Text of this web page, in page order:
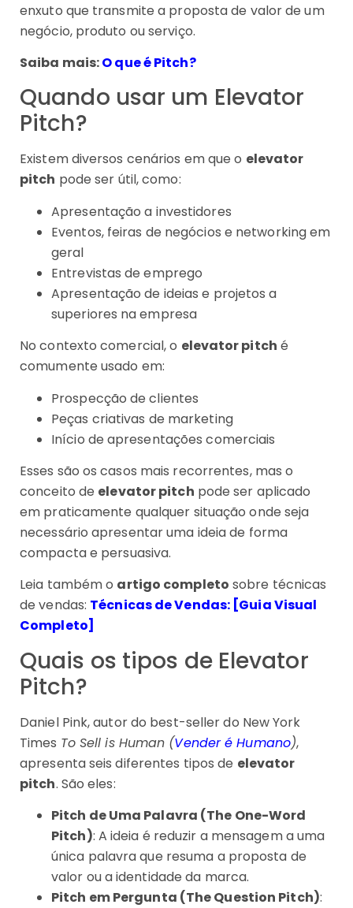
enxuto que transmite a proposta de valor de um
negócio, produto ou serviço.
Saiba mais:O que é Pitch?
Quando usar um Elevator
Pitch?
Existem diversos cenários em que o elevator
pitch pode ser útil, como:
Apresentação a investidores
Eventos, feiras de negócios e networking em
geral
Entrevistas de emprego
Apresentação de ideias e projetos a
superiores na empresa
No contexto comercial, o elevator pitch é
comumente usado em:
Prospecção de clientes
Peças criativas de marketing
Início de apresentações comerciais
Esses são os casos mais recorrentes, mas o
conceito de elevator pitch pode ser aplicado
em praticamente qualquer situação onde seja
necessário apresentar uma ideia de forma
compacta e persuasiva.
Leia também o artigo completo sobre técnicas
de vendas: Técnicas de Vendas: [Guia Visual
Completo]
Quais os tipos de Elevator
Pitch?
Daniel Pink, autor do best-seller do New York
Times To Sell is Human (Vender é Humano),
apresenta seis diferentes tipos de elevator
pitch. São eles:
Pitch de Uma Palavra (The One-Word
Pitch): A ideia é reduzir a mensagem a uma
única palavra que resuma a proposta de
valor ou a identidade da marca.
Pitch em Pergunta (The Question Pitch):